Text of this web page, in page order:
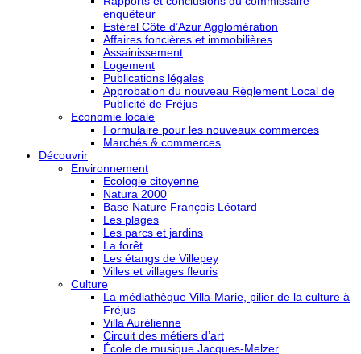
enquêteur
Estérel Côte d’Azur Agglomération
Affaires foncières et immobilières
Assainissement
Logement
Publications légales
Approbation du nouveau Règlement Local de
Publicité de Fréjus
Economie locale
Formulaire pour les nouveaux commerces
Marchés & commerces
Découvrir
Environnement
Ecologie citoyenne
Natura 2000
Base Nature François Léotard
Les plages
Les parcs et jardins
La forêt
Les étangs de Villepey
Villes et villages fleuris
Culture
La médiathèque Villa-Marie, pilier de la culture à
Fréjus
Villa Aurélienne
Circuit des métiers d’art
École de musique Jacques-Melzer